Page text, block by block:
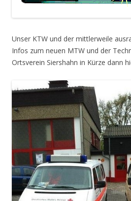
Unser KTW und der mittlerweile
Infos zum neuen MTW und der
Ortsverein Siershahn in Kürze dann